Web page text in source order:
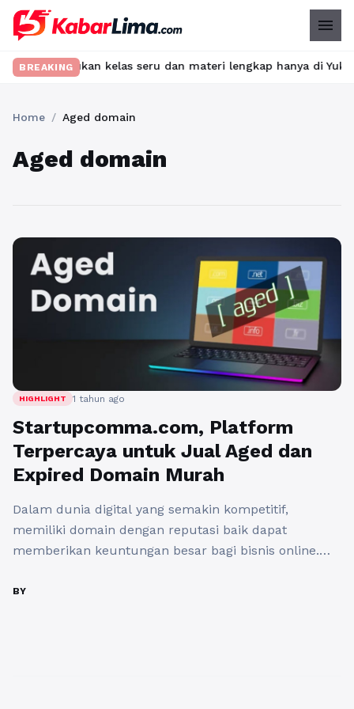
menu
BREAKINGkelas seru dan materi lengkap hanya di
Home / Aged domain
Aged domain
HIGHLIGHT 1 tahun ago
Startupcomma.com, Platform
Terpercaya untuk Jual Aged dan
Expired Domain Murah
Dalam dunia digital yang semakin kompetitif,
memiliki domain dengan reputasi baik dapat
memberikan keuntungan besar bagi bisnis online.
expired domain karena keunggulannya dalam SEO,
BY